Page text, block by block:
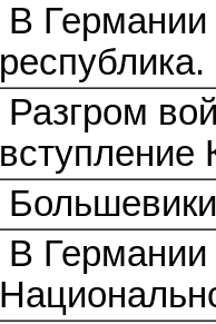
В Германии
республика.
Разгром
вступление
В